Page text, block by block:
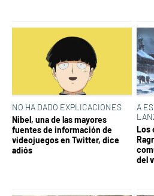
NO HA DADO EXPLICACIONES
Nibel, una de las mayores
fuentes de información de
videojuegos en Twitter, dice
adiós
A
Los
del